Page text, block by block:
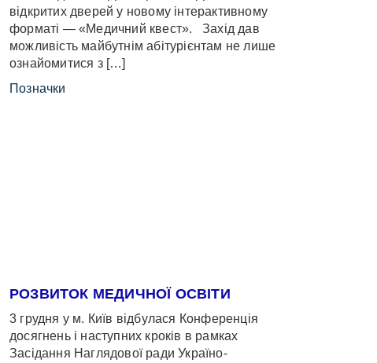
відкритих дверей у новому інтерактивному
форматі — «Медичний квест». Захід дав
можливість майбутнім абітурієнтам не лише
ознайомитися з […]
Позначки
РОЗВИТОК МЕДИЧНОЇ ОСВІТИ
3 грудня у м. Київ відбулася Конференція
досягнень і наступних кроків в рамках
Засідання Наглядової ради Україно-